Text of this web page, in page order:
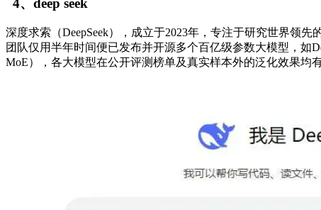
深度求索（DeepSeek），成立于2023年，专注于研究世界领
团队仅用半年时间便已发布并开源多个百亿级参数大模型，如
MoE），各大模型在公开评测榜单及真实样本外的泛化效果均